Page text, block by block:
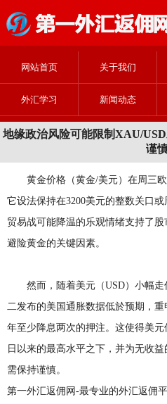
网站首页 关于我们
外汇学习 新闻动态
地缘政治风险可能限制XAU/
谨
黄金价格（黄金/美元）在周三欧
它设法保持在3200美元的整数关口
贸易战可能降温的乐观情绪支持了
避险黄金的关键因素。
然而，随着美元（USD）小幅走
二发布的美国通胀数据低於预期，重
年至少降息两次的押注。这使得美
日以来的最高水平之下，并为无收
需保持谨慎。
第一外汇返佣网-最专业的外汇返佣